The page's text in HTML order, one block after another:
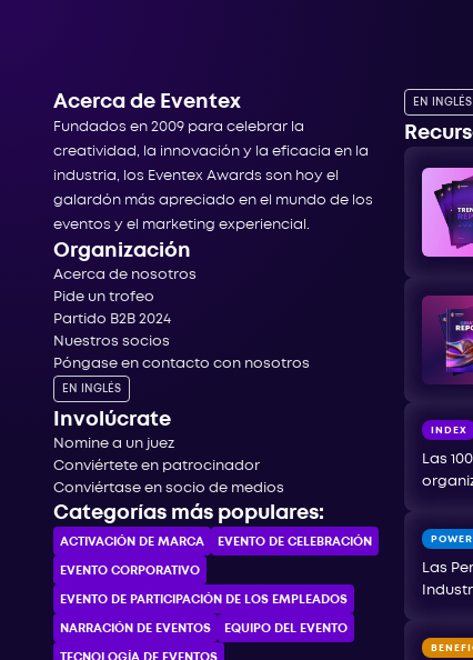
Acerca de Eventex
Fundados en 2009 para celebrar la
creatividad, la innovación y la eficacia en la
industria, los Eventex Awards son hoy el
galardón más apreciado en el mundo de los
eventos y el marketing experiencial.
Organización
Acerca de nosotros
Pide un trofeo
Partido B2B 2024
Nuestros socios
Póngase en contacto con nosotros
EN INGLÉS
Involúcrate
Nomine a un juez
Conviértete en patrocinador
Conviértase en socio de medios
Categorías más populares:
ACTIVACIÓN DE MARCA EVENTO DE CELEBRACIÓN
EVENTO CORPORATIVO
EVENTO DE PARTICIPACIÓN DE LOS EMPLEADOS
NARRACIÓN DE EVENTOS EQUIPO DEL EVENTO
TECNOLOGÍA DE EVENTOS
EN INGLÉS
INDEX
Las
Las